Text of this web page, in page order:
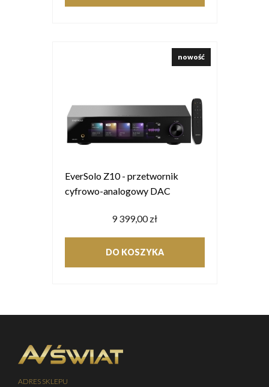
EverSolo Z10 - przetwornik
cyfrowo-analogowy DAC
9 399,00 zł
DO KOSZYKA
nowość
ADRES SKLEPU